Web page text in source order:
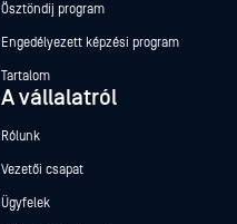
Ösztöndíj program
Engedélyezett képzési program
Tartalom
A vállalatról
Rólunk
Vezetői csapat
Ügyfelek